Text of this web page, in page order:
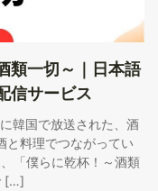
類一切～｜日本語
信サービス
韓国で放送された、酒
と料理でつながってい
「僕らに乾杯！～酒類
[…]